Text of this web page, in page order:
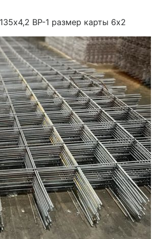
ВР-1 размер карты 6х2